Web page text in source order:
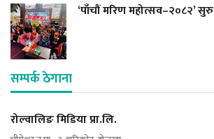
‘पाँचौं मरिण महोत्सव–२०८२’ सुरु
सम्पर्क ठेगाना
रोल्वालिङ मिडिया प्रा.लि.